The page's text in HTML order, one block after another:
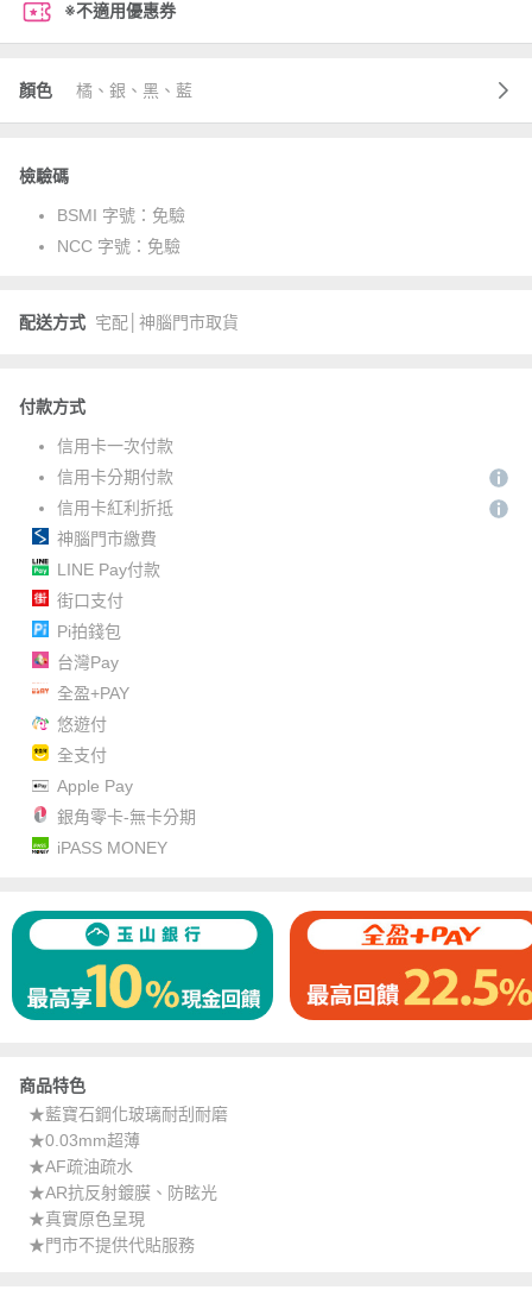
※不適用優惠券
顏色 橘、銀、黑、藍
檢驗碼
BSMI 字號： 免驗
NCC 字號： 免驗
配送方式 宅配│神腦門市取貨
付款方式
信用卡一次付款
信用卡分期付款
信用卡紅利折抵
神腦門市繳費
LINE Pay付款
街口支付
Pi拍錢包
台灣Pay
全盈+PAY
悠遊付
全支付
Apple Pay
銀角零卡-無卡分期
iPASS MONEY
商品特色
★藍寶石鋼化玻璃耐刮耐磨
★0.03mm超薄
★AF疏油疏水
★AR抗反射鍍膜、防眩光
★真實原色呈現
★門市不提供代貼服務